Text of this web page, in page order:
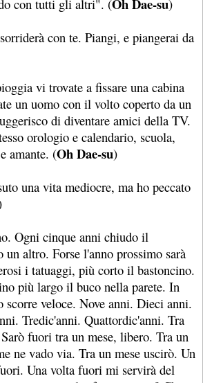
con tutti gli altri". (Oh Dae-su)
con te. Piangi, e piangerai da
vi trovate a fissare una cabina
un uomo con il volto coperto da un
di diventare amici della TV.
orologio e calendario, scuola,
amante. (Oh Dae-su)
una vita mediocre, ma ho peccato
Ogni cinque anni chiudo il
altro. Forse l'anno prossimo sarà
i tatuaggi, più corto il bastoncino.
più largo il buco nella parete. In
veloce. Nove anni. Dieci anni.
Tredic'anni. Quattordic'anni. Tra
fuori tra un mese, libero. Tra un
ne vado via. Tra un mese uscirò. Un
Una volta fuori mi servirà del